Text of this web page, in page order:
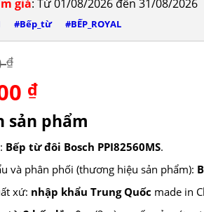
giá: Từ 01/08/2026 đến 31/08/2026
#Bếp_từ #BẾP_ROYAL
₫
₫.
₫Giá
tại
là:
9.000.000 ₫.
sản phẩm
Bếp từ đôi Bosch PPI82560MS.
và phân phối (thương hiệu sản phẩm):
xứ: nhập khẩu Trung Quốc made in